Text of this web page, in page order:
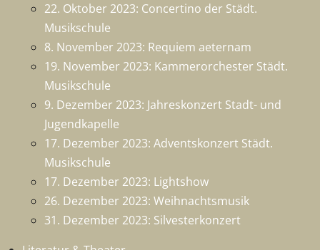
22. Oktober 2023: Concertino der Städt.
Musikschule
8. November 2023: Requiem aeternam
19. November 2023: Kammerorchester Städt.
Musikschule
9. Dezember 2023: Jahreskonzert Stadt- und
Jugendkapelle
17. Dezember 2023: Adventskonzert Städt.
Musikschule
17. Dezember 2023: Lightshow
26. Dezember 2023: Weihnachtsmusik
31. Dezember 2023: Silvesterkonzert